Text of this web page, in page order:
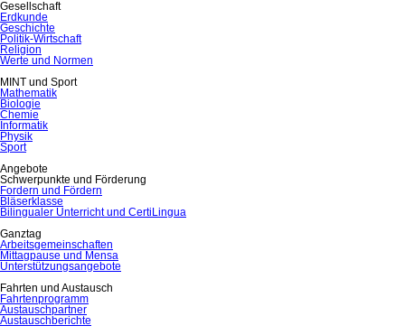
Gesellschaft
Erdkunde
Geschichte
Politik-Wirtschaft
Religion
Werte und Normen
MINT und Sport
Mathematik
Biologie
Chemie
Informatik
Physik
Sport
Angebote
Schwerpunkte und Förderung
Fordern und Fördern
Bläserklasse
Bilingualer Unterricht und CertiLingua
Ganztag
Arbeitsgemeinschaften
Mittagpause und Mensa
Unterstützungsangebote
Fahrten und Austausch
Fahrtenprogramm
Austauschpartner
Austauschberichte